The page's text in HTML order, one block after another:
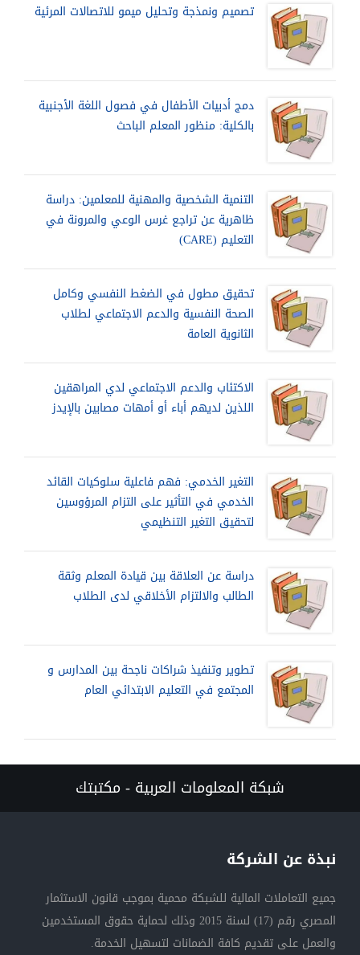
تصميم ونمذجة وتحليل ميمو للاتصالات المرئية
دمج أدبيات الأطفال في فصول اللغة الأجنبية
بالكلية: منظور المعلم الباحث
التنمية الشخصية والمهنية للمعلمين: دراسة
ظاهرية عن تراجع غرس الوعي والمرونة في
التعليم (CARE)
تحقيق مطول في الضغط النفسي وكامل
الصحة النفسية والدعم الاجتماعي لطلاب
الثانوية العامة
الاكتئاب والدعم الاجتماعي لدي المراهقين
اللذين لديهم أباء أو أمهات مصابين بالإيدز
التغير الخدمي: فهم فاعلية سلوكيات القائد
الخدمي في التأثير على التزام المرؤوسين
لتحقيق التغير التنظيمي
دراسة عن العلاقة بين قيادة المعلم وثقة
الطالب والالتزام الأخلاقي لدى الطلاب
تطوير وتنفيذ شراكات ناجحة بين المدارس و
المجتمع في التعليم الابتدائي العام
شبكة المعلومات العربية - مكتبتك
نبذة عن الشركة
جميع التعاملات المالية للشبكة محمية بموجب قانون الاستثمار
المصري رقم (17) لسنة 2015 وذلك لحماية حقوق المستخدمين
والعمل على تقديم كافة الضمانات لتسهيل الخدمة.